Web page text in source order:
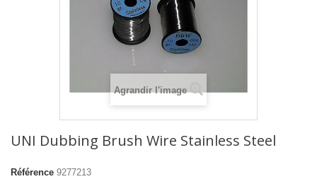
Agrandir l'image
UNI Dubbing Brush Wire Stainless Steel
Référence 9277213